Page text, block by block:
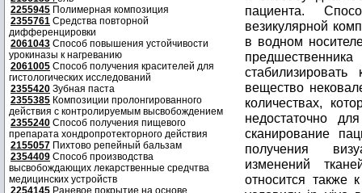
2255945 Полимерная композиция
2355761 Средства повторной
дифференцировки
2061043 Способ повышения устойчивости
урокиназы к нагреванию
2061005 Способ получения красителей для
гистологических исследований
2355420 Зубная паста
2355385 Композиции пролонгированного
действия с контролируемым высвобождением
2355240 Способ получения пищевого
препарата хондропротекторного действия
2155057 Пихтово репейный бальзам
2354409 Способ производства
высвобождающих лекарственные средчтва
медицинских устройств
2254145 Раневое покрытие на основе
пациента.
везикулярной
в водном
вещество
количествах,
недостаточно
сканирование
получения
изменений
относится также